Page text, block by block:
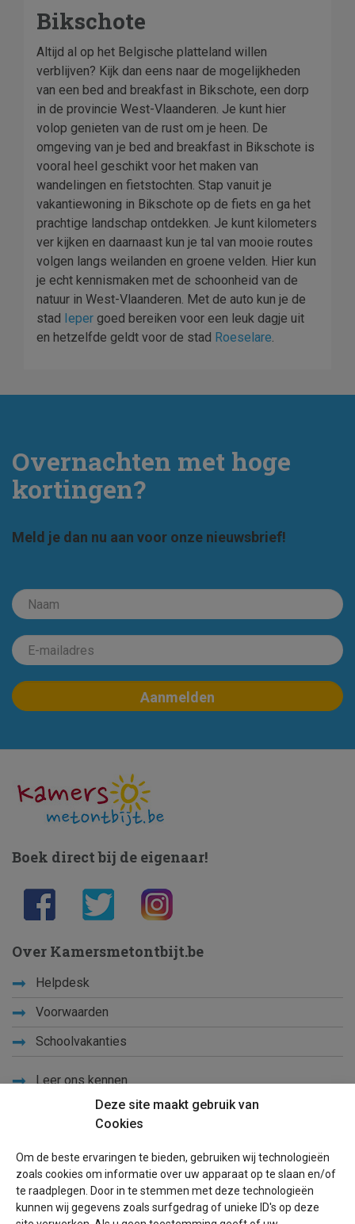
Bikschote
Altijd al op het Belgische platteland willen
verblijven? Kijk dan eens naar de mogelijkheden
van een bed and breakfast in Bikschote, een dorp
in de provincie West-Vlaanderen. Je kunt hier
volop genieten van de rust om je heen. De
omgeving van je bed and breakfast in Bikschote is
vooral heel geschikt voor het maken van
wandelingen en fietstochten. Stap vanuit je
vakantiewoning in Bikschote op de fiets en ga het
prachtige landschap ontdekken. Je kunt kilometers
ver kijken en daarnaast kun je tal van mooie routes
volgen langs weilanden en groene velden. Hier kun
je echt kennismaken met de schoonheid van de
natuur in West-Vlaanderen. Met de auto kun je de
stad Ieper goed bereiken voor een leuk dagje uit
en hetzelfde geldt voor de stad Roeselare.
Overnachten met hoge
kortingen?
Meld je dan nu aan voor onze nieuwsbrief!
Deze site maakt gebruik van
Cookies
Om de beste ervaringen te bieden, gebruiken wij technologieën
zoals cookies om informatie over uw apparaat op te slaan en/of
te raadplegen. Door in te stemmen met deze technologieën
kunnen wij gegevens zoals surfgedrag of unieke ID's op deze
Boek direct bij de eigenaar!
Over Kamersmetontbijt.be
Helpdesk
Voorwaarden
Schoolvakanties
Leer ons kennen
Sitemap
Blog